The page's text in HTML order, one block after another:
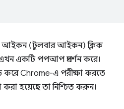
আইকন (টুলবার আইকন) ক্লিক
একটি পপআপ প্রদর্শন করে।
করে Chrome-এ পরীক্ষা করতে
হয়েছে তা নিশ্চিত করুন।